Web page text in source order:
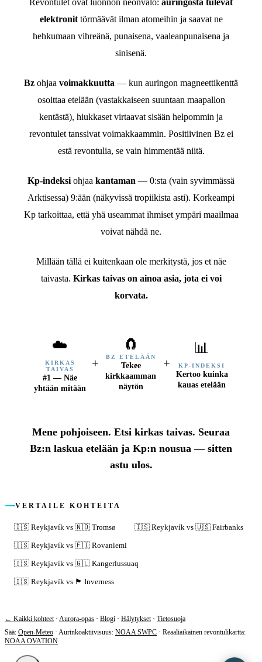
Revontulet ovat luonnon neonvalo: auringosta tulevat
elektronittörmäävät ilman atomeihin ja saavat ne
hehkumaan vihreänä, punaisena, vaaleanpunaisena ja
sinisenä.
Bz ohjaa voimakkuutta — kun auringon magneettikenttä
osoittaa etelään (vastakkaiseen suuntaan maapallon
kentästä), hiukkaset virtaavat sisään helpommin ja
revontulet tanssivat voimakkaammin. Positiivinen Bz ei
estä revontulia, se vain himmentää niitä.
Kp-indeksi ohjaa kantaman — 0:sta (vain syvimmässä
Arktisessa) 9:ään (näkyvissä tropiikista asti). Korkeampi
Kp tarkoittaa, että yhä useammat ihmiset ympäri maailmaa
voivat nähdä ne.
Millään tällä ei kuitenkaan ole merkitystä, jos et näe
taivasta. Kirkas taivas on ainoa asia, jota ei voi
korvata.
☁️
KIRKAS
TAIVAS
#1 — Näe
yhtään mitään
+
🧲
BZ ETELÄÄN
Tekee
kirkkaamman
näytön
+
📊
KP-INDEKSI
Kertoo kuinka
kauas etelään
Mene pohjoiseen. Etsi kirkas taivas. Seuraa
Bz:n laskua etelään ja Kp:n nousua — sitten
astu ulos.
VERTAILE KOHTEITA
🇮🇸 Reykjavík vs 🇳🇴 Tromsø 🇮🇸 Reykjavík vs 🇺🇸 Fairbanks
🇮🇸 Reykjavík vs 🇫🇮 Rovaniemi
🇮🇸 Reykjavík vs 🇬🇱 Kangerlussuaq
🇮🇸 Reykjavík vs 🏴󠁧󠁢󠁳󠁣󠁴󠁿 Inverness
← Kaikki kohteet · Aurora-opas · Blogi · Hälytykset · Tietosuoja
Sää: Open-Meteo · Aurinkoaktiivisuus: NOAA SWPC · Reaaliaikainen revontulikartta:
NOAA OVATION